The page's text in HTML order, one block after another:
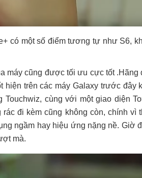
có một số điểm tương tự như S6,
máy cũng được tối ưu cực tốt .Hãng
trên các máy Galaxy trước đây
cùng với một giao diện
đi kèm cũng không còn, chính vì
ngầm hay hiệu ứng nặng nề. Giờ
mà.